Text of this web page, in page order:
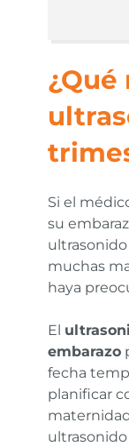
Si el
su
muchas
haya
El
embarazo
fecha
planificar